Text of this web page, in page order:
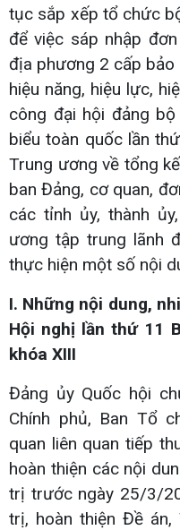
tục sắp xếp tổ chức
để việc sáp nhập
địa phương 2 cấp
hiệu năng, hiệu lực,
công đại hội đảng
biểu toàn quốc lần
Trung ương về tổng
ban Đảng, cơ quan,
các tỉnh ủy, thành
ương tập trung lãnh
thực hiện một số nội
I. Những nội dung,
Hội nghị lần thứ 11
khóa XIII
Đảng ủy Quốc hội
Chính phủ, Ban Tổ
quan liên quan tiếp
hoàn thiện các nội
trị trước ngày 25/3/
trị, hoàn thiện Đề